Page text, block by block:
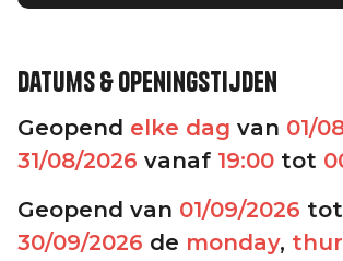
Datums & openingstijden
Geopend elke dag van 01/
31/08/2026 vanaf 19:00 tot
Geopend van 01/09/2026 tot
30/09/2026 de monday,